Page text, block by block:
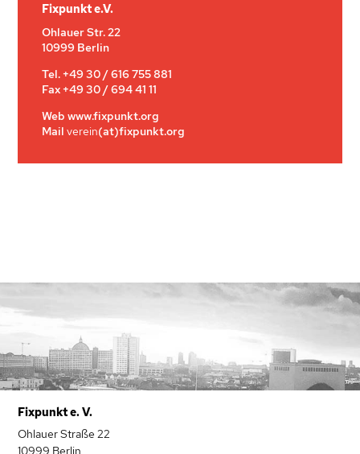
Fixpunkt e.V.
Ohlauer Str. 22
10999 Berlin
Tel. +49 30 / 616 755 881
Fax +49 30 / 694 41 11
Web www.fixpunkt.org
Mailverein(at)fixpunkt.org
Fixpunkt e. V.
Ohlauer Straße 22
10999 Berlin